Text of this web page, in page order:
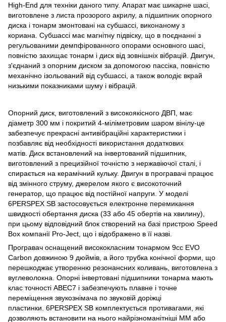
High-End для техніки даного типу. Апарат має шикарне шасі,
виготовлене з листа прозорого акрилу, а підшипник опорного
диска і тонарм змонтовані на субшассі, виконаному з
кориана. Субшассі має магнітну підвіску, що в поєднанні з
регульованими демпфірованного опорами основного шасі,
повністю захищає тонарм і диск від зовнішніх вібрацій. Двигун,
з'єднаний з опорним диском за допомогою пассіка, повністю
механічно ізольований від субшассі, а також володіє вкрай
низькими показниками шуму і вібрацій.
Опорний диск, виготовлений з високоякісного ДВП, має
діаметр 300 мм і покритий 4-міліметровим шаром вінілу-це
забезпечує прекрасні антивібраційні характеристики і
позбавляє від необхідності використання додаткових
матів. Диск встановлений на інвертований підшипник,
виготовлений з прецизійної точністю з нержавіючої сталі, і
спирається на керамічний кульку. Двигун в програвачі працює
від змінного струму, джерелом якого є високоточний
генератор, що працює від постійної напруги. У моделі
6PERSPEX SB застосовується електронне перемикання
швидкості обертання диска (33 або 45 обертів на хвилину),
при цьому відповідний блок створений на базі пристрою Speed
​​Box компанії Pro-Ject, що і відображено в її назві.
Програвач оснащений висококласним тонармом 9cc EVO
Carbon довжиною 9 дюймів, а його трубка конічної форми, що
перешкоджає утворенню резонансних коливань, виготовлена ​​з
вуглеволокна. Опорні інвертовані підшипники тонарма мають
клас точності ABEC7 і забезпечують плавне і точне
переміщення звукознімача по звуковій доріжці
пластинки. 6PERSPEX SB комплектується противагами, які
дозволяють встановити на нього найрізноманітніші MM або